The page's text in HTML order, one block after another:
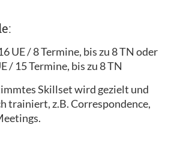
UE / 8 Termine, bis zu 8 TN oder
/ 15 Termine, bis zu 8 TN
Skillset wird gezielt und
trainiert, z.B. Correspondence,